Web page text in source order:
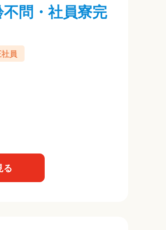
問・社員寮完
員
る